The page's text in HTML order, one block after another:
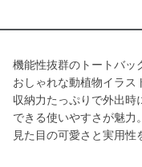
機能性抜群のトートバッ
おしゃれな動植物イラス
収納力たっぷりで外出時
できる使いやすさが魅力。
見た目の可愛さと実用性